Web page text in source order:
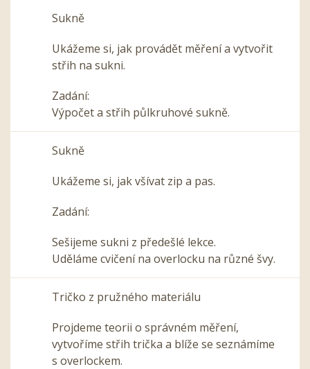
Sukně
Ukážeme si, jak provádět měření a vytvořit
střih na sukni.
Zadání:
Výpočet a střih půlkruhové sukně.
Sukně
Ukážeme si, jak všívat zip a pas.
Zadání:
Sešijeme sukni z předešlé lekce.
Uděláme cvičení na overlocku na různé švy.
Tričko z pružného materiálu
Projdeme teorii o správném měření,
vytvoříme střih trička a blíže se seznámíme
s overlockem.